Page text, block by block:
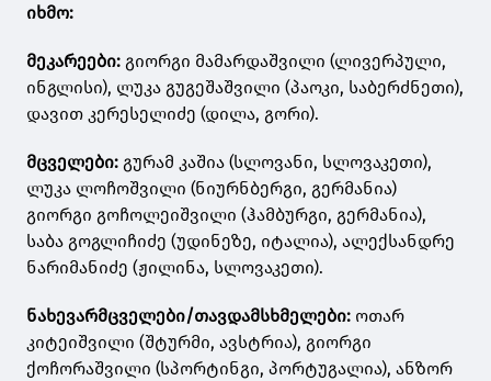
იხმო:
მეკარეები: გიორგი მამარდაშვილი (ლივერპული,
ინგლისი), ლუკა გუგეშაშვილი (პაოკი, საბერძნეთი),
დავით კერესელიძე (დილა, გორი).
მცველები: გურამ კაშია (სლოვანი, სლოვაკეთი),
ლუკა ლოჩოშვილი (ნიურნბერგი, გერმანია)
გიორგი გოჩოლეიშვილი (ჰამბურგი, გერმანია),
საბა გოგლიჩიძე (უდინეზე, იტალია), ალექსანდრე
ნარიმანიძე (ჟილინა, სლოვაკეთი).
ნახევარმცველები/თავდამსხმელები: ოთარ
კიტეიშვილი (შტურმი, ავსტრია), გიორგი
ქოჩორაშვილი (სპორტინგი, პორტუგალია), ანზორ